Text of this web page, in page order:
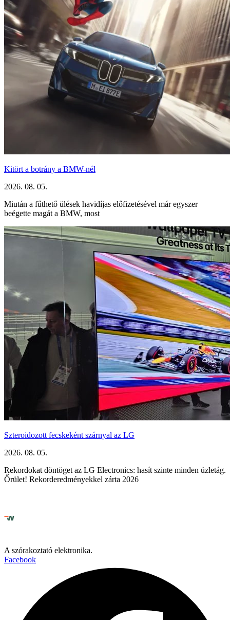
Kitört a botrány a BMW-nél
2026. 08. 05.
Miután a fűthető ülések havidíjas előfizetésével már egyszer
beégette magát a BMW, most
Szteroidozott fecskeként szárnyal az LG
2026. 08. 05.
Rekordokat döntöget az LG Electronics: hasít szinte minden üzletág.
Őrület! Rekorderedményekkel zárta 2026
A szórakoztató elektronika.
Facebook